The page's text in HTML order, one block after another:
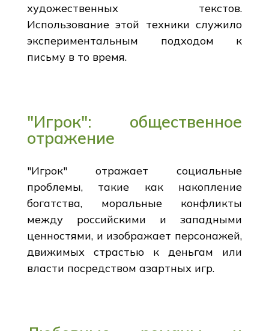
художественных текстов.
Использование этой техники служило
экспериментальным подходом к
письму в то время.
"Игрок": общественное
отражение
"Игрок" отражает социальные
проблемы, такие как накопление
богатства, моральные конфликты
между российскими и западными
ценностями, и изображает персонажей,
движимых страстью к деньгам или
власти посредством азартных игр.